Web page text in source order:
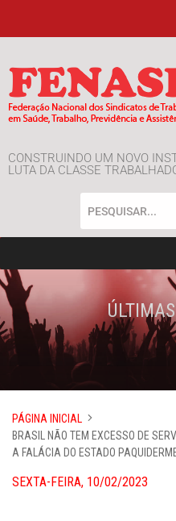
CONSTRUINDO UM NOVO
LUTA DA CLASSE
PÁGINA INICIAL
BRASIL NÃO TEM EXCESSO DE
A FALÁCIA DO ESTADO
SEXTA-FEIRA, 10/02/2023